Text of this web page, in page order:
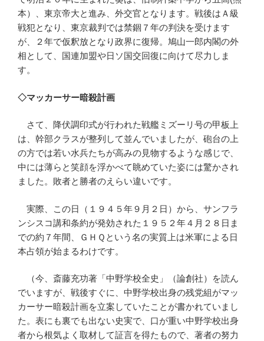
本）、東京帝大と進み、外交官となります。戦後はＡ級
戦犯となり、東京裁判では禁錮７年の判決を受けます
が、２年で仮釈放となり政界に復帰。鳩山一郎内閣の外
相として、国連加盟や日ソ国交回復に向けて尽力しま
す。
◇マッカーサー暗殺計画
さて、降伏調印式が行われた戦艦ミズーリ号の甲板上
は、幹部クラスが整列して並んでいましたが、砲台の上
の方では若い水兵たちが高みの見物するような感じで、
中には薄らと笑顔を浮かべて眺めていた姿には驚かされ
ました。敗者と勝者のえらい違いです。
実際、この日（１９４５年９月２日）から、サンフラ
ンシスコ講和条約が発効された１９５２年４月２８日ま
での約７年間、ＧＨＱという名の実質上は米軍による日
本占領が始まるわけです。
（今、斎藤充功著「中野学校全史」（論創社）を読ん
でいますが、戦後すぐに、中野学校出身の残党組がマッ
カーサー暗殺計画を立案していたことが書かれていまし
た。表にも裏でも出ない史実で、口が重い中野学校出身
者から根気よく取材して証言を得たもので、著者の努力